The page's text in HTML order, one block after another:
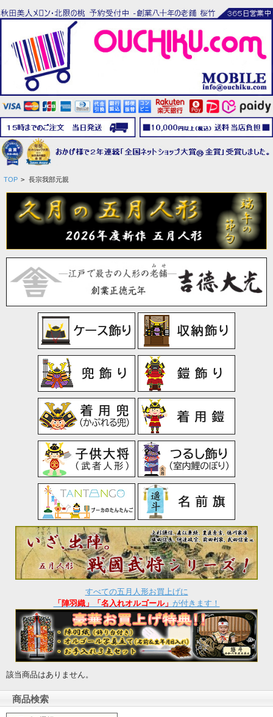
TOP > 長宗我部元親
すべての五月人形お買上げに
「陣羽織」「名入れオルゴール」 が付きます！
該当商品はありません。
商品検索